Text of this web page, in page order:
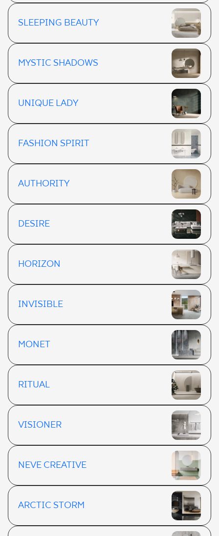
SLEEPING BEAUTY
MYSTIC SHADOWS
UNIQUE LADY
FASHION SPIRIT
AUTHORITY
DESIRE
HORIZON
INVISIBLE
MONET
RITUAL
VISIONER
NEVE CREATIVE
ARCTIC STORM